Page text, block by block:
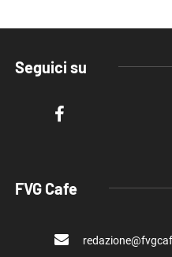
Seguici su
FVG Cafe